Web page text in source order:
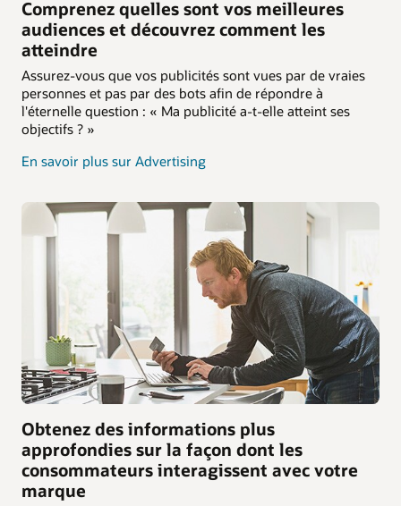
Comprenez quelles sont vos meilleures
audiences et découvrez comment les
atteindre
Assurez-vous que vos publicités sont vues par de vraies
personnes et pas par des bots afin de répondre à
l'éternelle question : « Ma publicité a-t-elle atteint ses
objectifs ? »
En savoir plus sur Advertising
Obtenez des informations plus
approfondies sur la façon dont les
consommateurs interagissent avec votre
marque